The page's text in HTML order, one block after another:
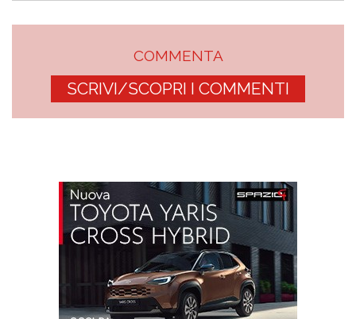
COMMENTA
SCRIVI/SCOPRI I COMMENTI